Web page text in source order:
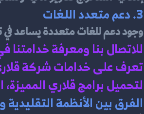
3. دعم متعدد اللغات
وجود دعم للغات متعددة يساعد في
للاتصال بنا ومعرفة خدامتنا
تعرف على خدامات شركة
لتحميل برامج قلاري
الفرق بين الأنظمة